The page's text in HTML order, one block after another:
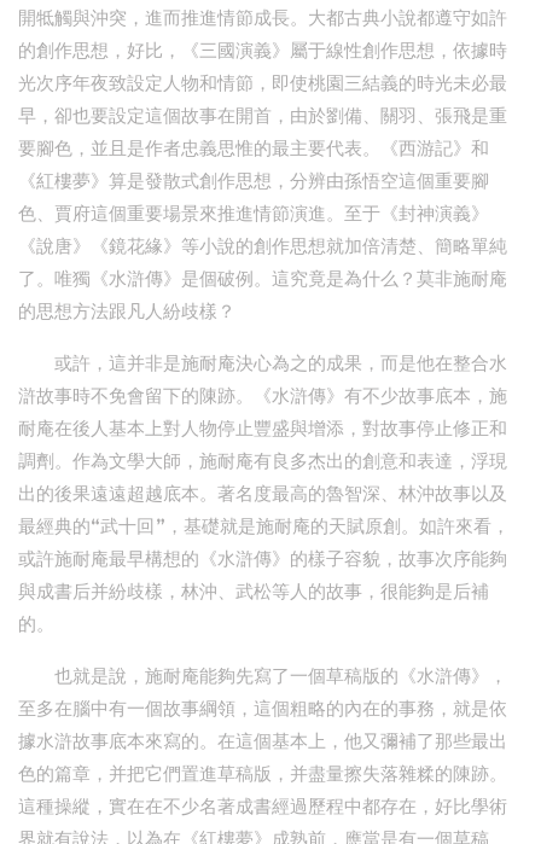
開牴觸與沖突，進而推進情節成長。大都古典小說都遵守如許
的創作思想，好比，《三國演義》屬于線性創作思想，依據時
光次序年夜致設定人物和情節，即使桃園三結義的時光未必最
早，卻也要設定這個故事在開首，由於劉備、關羽、張飛是重
要腳色，並且是作者忠義思惟的最主要代表。《西游記》和
《紅樓夢》算是發散式創作思想，分辨由孫悟空這個重要腳
色、賈府這個重要場景來推進情節演進。至于《封神演義》
《說唐》《鏡花緣》等小說的創作思想就加倍清楚、簡略單純
了。唯獨《水滸傳》是個破例。這究竟是為什么？莫非施耐庵
的思想方法跟凡人紛歧樣？
或許，這并非是施耐庵決心為之的成果，而是他在整合水
滸故事時不免會留下的陳跡。《水滸傳》有不少故事底本，施
耐庵在後人基本上對人物停止豐盛與增添，對故事停止修正和
調劑。作為文學大師，施耐庵有良多杰出的創意和表達，浮現
出的後果遠遠超越底本。著名度最高的魯智深、林沖故事以及
最經典的“武十回”，基礎就是施耐庵的天賦原創。如許來看，
或許施耐庵最早構想的《水滸傳》的樣子容貌，故事次序能夠
與成書后并紛歧樣，林沖、武松等人的故事，很能夠是后補
的。
也就是說，施耐庵能夠先寫了一個草稿版的《水滸傳》，
至多在腦中有一個故事綱領，這個粗略的內在的事務，就是依
據水滸故事底本來寫的。在這個基本上，他又彌補了那些最出
色的篇章，并把它們置進草稿版，并盡量擦失落雜糅的陳跡。
這種操縱，實在在不少名著成書經過歷程中都存在，好比學術